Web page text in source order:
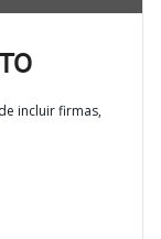
incluir firmas,